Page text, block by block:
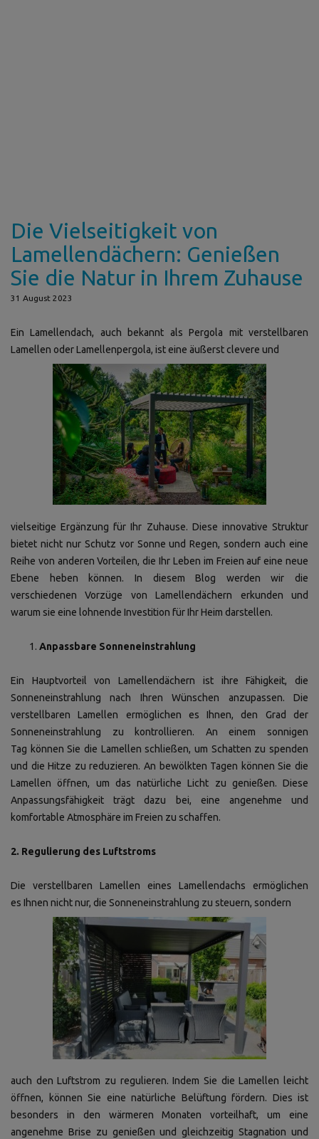
Die Vielseitigkeit von
Lamellendächern: Genießen
Sie die Natur in Ihrem Zuhause
31 August 2023
Ein Lamellendach, auch bekannt als Pergola mit verstellbaren
Lamellen oder Lamellenpergola, ist eine äußerst clevere und
vielseitige Ergänzung für Ihr Zuhause. Diese innovative Struktur
bietet nicht nur Schutz vor Sonne und Regen, sondern auch eine
Reihe von anderen Vorteilen, die Ihr Leben im Freien auf eine neue
Ebene heben können. In diesem Blog werden wir die
verschiedenen Vorzüge von Lamellendächern erkunden und
warum sie eine lohnende Investition für Ihr Heim darstellen.
Anpassbare Sonneneinstrahlung
Ein Hauptvorteil von Lamellendächern ist ihre Fähigkeit, die
Sonneneinstrahlung nach Ihren Wünschen anzupassen. Die
verstellbaren Lamellen ermöglichen es Ihnen, den Grad der
Sonneneinstrahlung zu kontrollieren. An einem sonnigen
Tag können Sie die Lamellen schließen, um Schatten zu spenden
und die Hitze zu reduzieren. An bewölkten Tagen können Sie die
Lamellen öffnen, um das natürliche Licht zu genießen. Diese
Anpassungsfähigkeit trägt dazu bei, eine angenehme und
komfortable Atmosphäre im Freien zu schaffen.
2. Regulierung des Luftstroms
Die verstellbaren Lamellen eines Lamellendachs ermöglichen
es Ihnen nicht nur, die Sonneneinstrahlung zu steuern, sondern
auch den Luftstrom zu regulieren. Indem Sie die Lamellen leicht
öffnen, können Sie eine natürliche Belüftung fördern. Dies ist
besonders in den wärmeren Monaten vorteilhaft, um eine
angenehme Brise zu genießen und gleichzeitig Stagnation und